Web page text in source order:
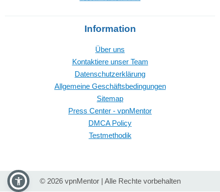
Information
Über uns
Kontaktiere unser Team
Datenschutzerklärung
Allgemeine Geschäftsbedingungen
Sitemap
Press Center - vpnMentor
DMCA Policy
Testmethodik
© 2026 vpnMentor | Alle Rechte vorbehalten